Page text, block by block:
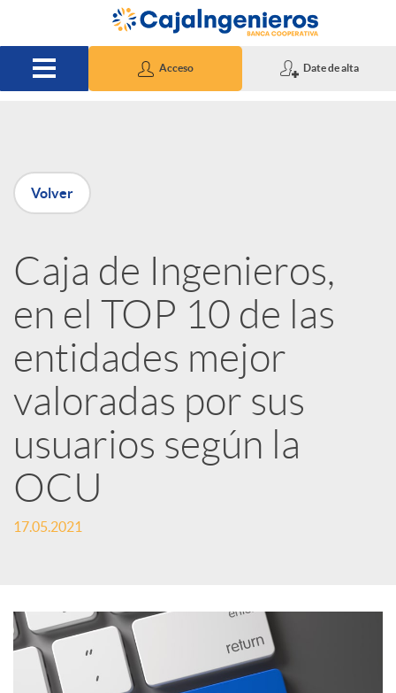
Saltar al contenido principal
Acceso Date de alta
P
u
b
l
i
c
a
o
Volver
Caja de Ingenieros,
en el TOP 10 de las
entidades mejor
valoradas por sus
usuarios según la
OCU
17.05.2021